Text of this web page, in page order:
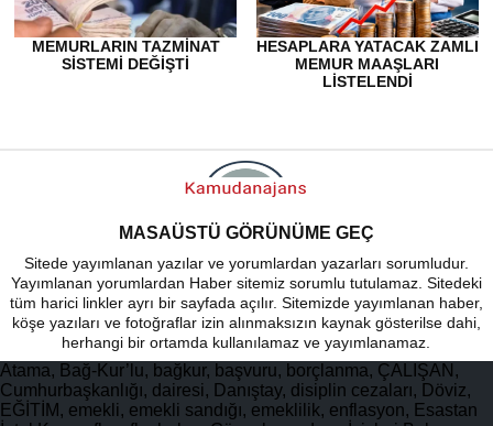
MEMURLARIN TAZMINAT
SISTEMI DEĞIŞTI
HESAPLARA YATACAK ZAMLI
MEMUR MAAŞLARI
LISTELENDI
MASAÜSTÜ GÖRÜNÜME GEÇ
Sitede yayımlanan yazılar ve yorumlardan yazarları sorumludur.
Yayımlanan yorumlardan Haber sitemiz sorumlu tutulamaz. Sitedeki
tüm harici linkler ayrı bir sayfada açılır. Sitemizde yayımlanan haber,
köşe yazıları ve fotoğraflar izin alınmaksızın kaynak gösterilse dahi,
herhangi bir ortamda kullanılamaz ve yayımlanamaz.
Atama, Bağ-Kur’lu, bağkur, başvuru, borçlanma, ÇALIŞAN,
Cumhurbaşkanlığı, dairesi, Danıştay, disiplin cezaları, Döviz,
EĞİTİM, emekli, emekli sandığı, emeklilik, enflasyon, Esastan